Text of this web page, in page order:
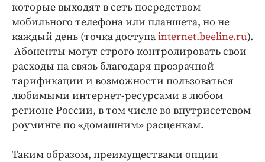
Блоги
Издания
Медиаперсона
Интересное чтиво
Клиника года
Бренд года
Работодатель года
которые выходят в сеть посредством
мобильного телефона или планшета, но не
каждый день (точка доступаinternet.beeline.ru).
Абоненты могут строго контролировать свои
расходы на связь благодаря прозрачной
тарификации и возможности пользоваться
любимыми интернет-ресурсами в любом
регионе России, в том числе во внутрисетевом
роуминге по «домашним» расценкам.
Таким образом, преимуществами опции